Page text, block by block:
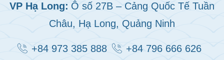
VP Hạ Long: Ô số 27B – Cảng Quốc Tế Tuần
Châu, Hạ Long, Quảng Ninh
+84 973 385 888 +84 796 666 626